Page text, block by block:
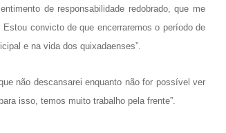
de responsabilidade redobrado, que me
convicto de que encerraremos o período de
e na vida dos quixadaenses”.
não descansarei enquanto não for possível ver
isso, temos muito trabalho pela frente”.